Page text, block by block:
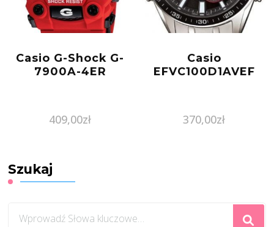
Casio G-Shock G-
7900A-4ER
409,00zł
Casio
EFVC100D1AVEF
370,00zł
Szukaj